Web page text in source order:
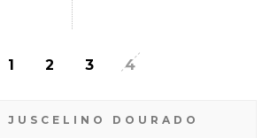
1 2 3 4
JUSCELINO DOURADO